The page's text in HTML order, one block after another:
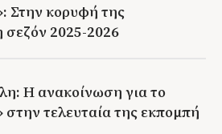
Στην κορυφή της
σεζόν 2025-2026
Η ανακοίνωση για το
τελευταία της εκπομπή